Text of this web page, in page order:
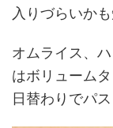
入りづらいか
オムライス、
はボリューム
日替わりでパ